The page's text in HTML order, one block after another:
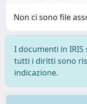
Non ci sono file
I documenti in
tutti i diritti sono
indicazione.